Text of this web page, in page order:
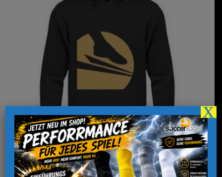
Soccersocks „Logo Global Classic“ –
Unisex Kapuzenpullover Hoodie
X